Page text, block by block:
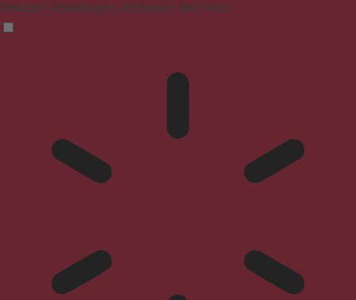
Reduziert Ablenkungen, verbessert den Fokus